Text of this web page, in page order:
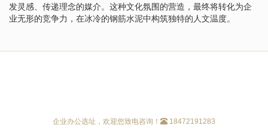
发灵感、传递理念的媒介。这种文化氛围的营造，最终将转化为企
业无形的竞争力，在冰冷的钢筋水泥中构筑独特的人文温度。
企业办公选址，欢迎您致电咨询！ 18472191283